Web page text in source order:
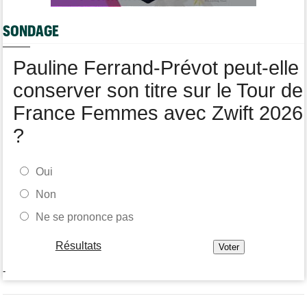
pour 1 an
Felix Gall remporte la 3e étape et prend les commandes du
général
SONDAGE
Pauline Ferrand-Prévot peut-elle
conserver son titre sur le Tour de
France Femmes avec Zwift 2026
?
Oui
Non
Ne se prononce pas
Résultats
-